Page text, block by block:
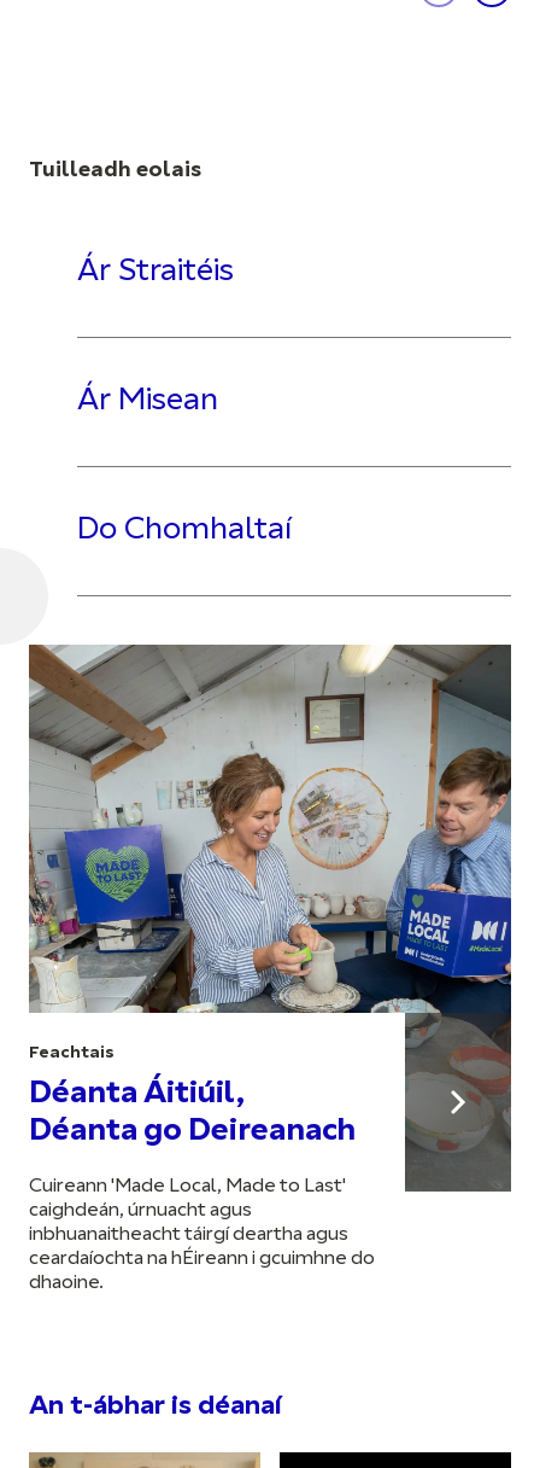
Tuilleadh eolais
Ár Straitéis
Ár Misean
Do Chomhaltaí
Feachtais
Déanta Áitiúil,
Déanta go Deireanach
Cuireann 'Made Local, Made to Last'
caighdeán, úrnuacht agus
inbhuanaitheacht táirgí deartha agus
ceardaíochta na hÉireann i gcuimhne do
dhaoine.
An t-ábhar is déanaí